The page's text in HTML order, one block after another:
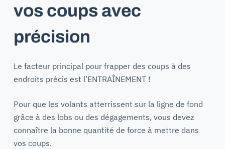
vos coups avec
précision
Le facteur principal pour frapper des coups à des
endroits précis est l’ENTRAÎNEMENT !
Pour que les volants atterrissent sur la ligne de fond
grâce à des lobs ou des dégagements, vous devez
connaître la bonne quantité de force à mettre dans
vos coups.